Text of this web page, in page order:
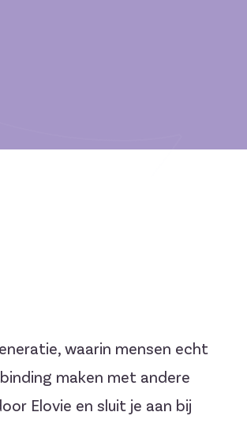
waarin mensen echt
maken met andere
Elovie en sluit je aan bij